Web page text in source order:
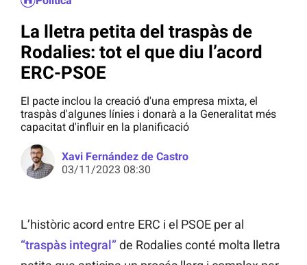
La lletra petita del traspàs de
Rodalies: tot el que diu l’acord
ERC-PSOE
El pacte inclou la creació d'una empresa mixta, el
traspàs d'algunes línies i donarà a la Generalitat més
capacitat d'influir en la planificació
Xavi Fernández de Castro
03/11/2023 08:30
L’històric acord entre ERC i el PSOE per al
“traspàs integral”de Rodalies conté molta lletra